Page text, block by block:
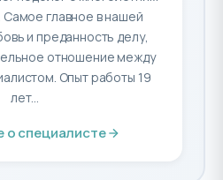
главное в нашей
и преданность делу,
отношение между
Опыт работы 19
лет...
о специалисте